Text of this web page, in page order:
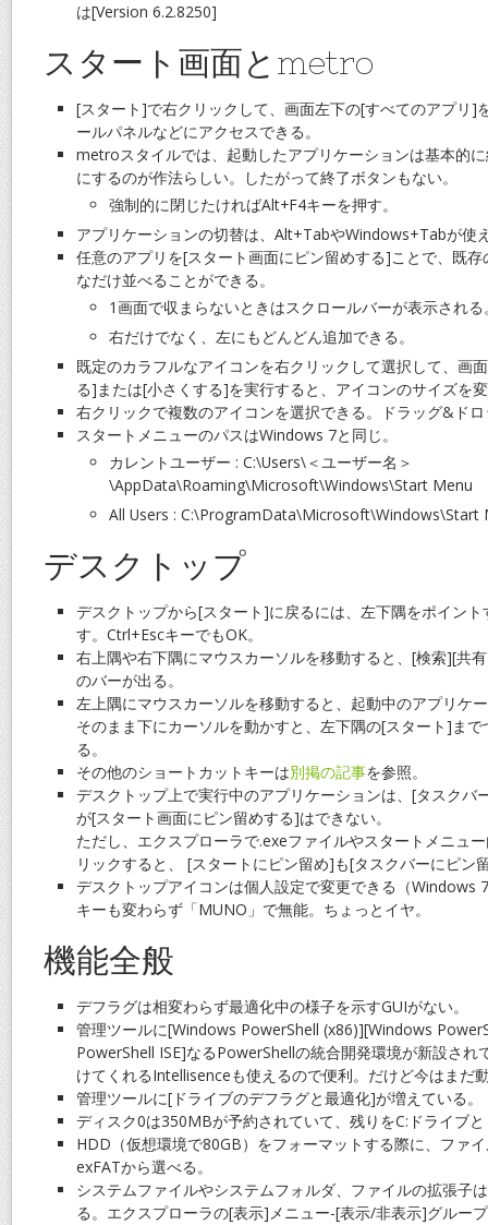
は[Version 6.2.8250]
スタート画面とmetro
[スタート]で右クリックして、画面左下の[すべてのアプリ]
ールパネルなどにアクセスできる。
metroスタイルでは、起動したアプリケーションは基本的
にするのが作法らしい。したがって終了ボタンもない。
強制的に閉じたければAlt+F4キーを押す。
アプリケーションの切替は、Alt+TabやWindows+Tabが使
任意のアプリを[スタート画面にピン留めする]ことで、既
なだけ並べることができる。
1画面で収まらないときはスクロールバーが表示される
右だけでなく、左にもどんどん追加できる。
既定のカラフルなアイコンを右クリックして選択して、画
る]または[小さくする]を実行すると、アイコンのサイズを
右クリックで複数のアイコンを選択できる。ドラッグ&ド
スタートメニューのパスはWindows 7と同じ。
カレントユーザー : C:\Users\＜ユーザー名＞
\AppData\Roaming\Microsoft\Windows\Start Menu
All Users : C:\ProgramData\Microsoft\Windows\Start
デスクトップ
デスクトップから[スタート]に戻るには、左下隅をポイン
す。Ctrl+EscキーでもOK。
右上隅や右下隅にマウスカーソルを移動すると、[検索][共
のバーが出る。
左上隅にマウスカーソルを移動すると、起動中のアプリケ
そのまま下にカーソルを動かすと、左下隅の[スタート]ま
る。
その他のショートカットキーは別掲の記事を参照。
デスクトップ上で実行中のアプリケーションは、[タスクバ
が[スタート画面にピン留めする]はできない。
ただし、エクスプローラで.exeファイルやスタートメニュ
リックすると、 [スタートにピン留め]も[タスクバーにピン
デスクトップアイコンは個人設定で変更できる（Windows
キーも変わらず「MUNO」で無能。ちょっとイヤ。
機能全般
デフラグは相変わらず最適化中の様子を示すGUIがない。
管理ツールに[Windows PowerShell (x86)][Windows
PowerShell ISE]なるPowerShellの統合開発環境が新設され
けてくれるIntellisenceも使えるので便利。だけど今はまだ
管理ツールに[ドライブのデフラグと最適化]が増えている。
ディスク0は350MBが予約されていて、残りをC:ドライブ
HDD（仮想環境で80GB）をフォーマットする際に、ファ
exFATから選べる。
システムファイルやシステムフォルダ、ファイルの拡張子
る。エクスプローラの[表示]メニュー-[表示/非表示]グルー